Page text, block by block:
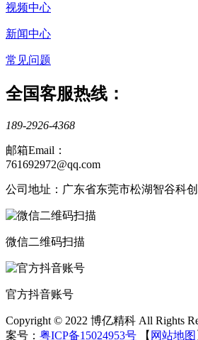
视频中心
新闻中心
常见问题
全国客服热线：
189-2926-4368
邮箱Email：
761692972@qq.com
公司地址：广东省东莞市松湖智谷科
微信二维码扫描
官方抖音账号
Copyright © 2022 博亿精科 All Rights
案号： 粤ICP备15024953号 【 网站地图